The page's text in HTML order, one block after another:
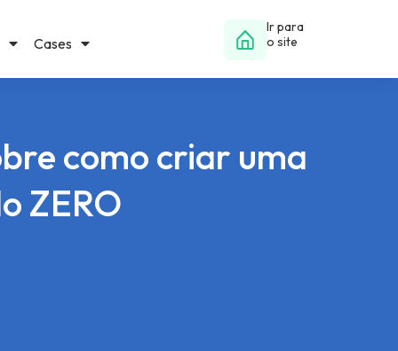
Cases
Ir para
o site
como criar uma
ZERO